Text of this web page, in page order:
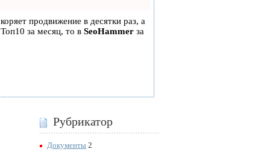
продвижение в десятки раз, а
за месяц, то в SeoHammer за
Рубрикатор
Документы 2